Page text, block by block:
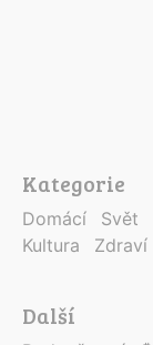
Kategorie
Domácí Svět
Kultura
Zdraví
Další